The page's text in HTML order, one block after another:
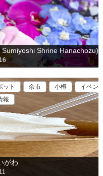
Shrine Hanachozu)
ット 余市 小樽
イベン
報
がわ